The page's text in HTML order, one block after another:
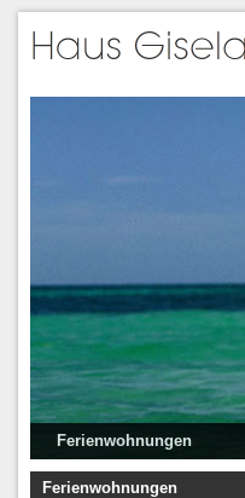
Ferienwohnungen
Haus Gisela
Ferienwohnungen